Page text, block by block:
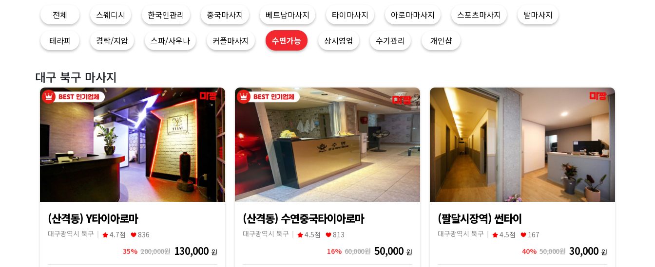
전체 스웨디시 한국인관리 중국마사지 베트남마사지 타이마사지 아로마마사지 스포츠마사지 발마사지
테라피 경락/지압 스파/사우나 커플마사지 수면가능 상시영업 수기관리 개인샵
대구 북구 마사지
(산격동) Y타이아로마
대구광역시 북구 4.7점
836
35% 200,000원 130,000 원
(산격동) 수연중국타이아로마
대구광역시 북구 4.5점
813
16% 60,000원 50,000 원
(팔달시장역) 썬타이
대구광역시 북구 4.5점
167
40% 50,000원 30,000 원